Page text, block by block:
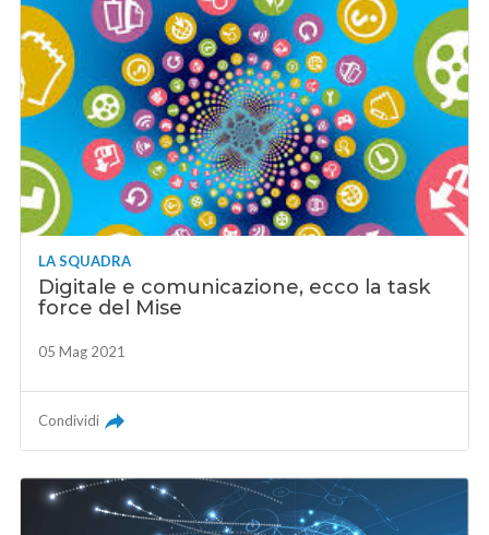
LA SQUADRA
Digitale e comunicazione, ecco la task
force del Mise
05 Mag 2021
Condividi